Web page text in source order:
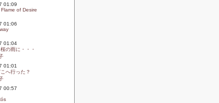
01:09
of Desire
01:06
01:04
の雨に・・・
01:01
へ行った？
00:57